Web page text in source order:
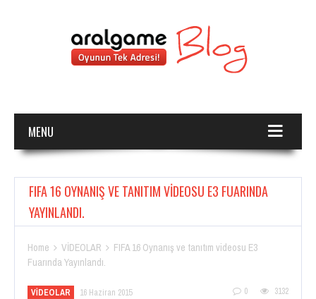
MENU
FIFA 16 OYNANIŞ VE TANITIM VIDEOSU E3 FUARINDA
YAYINLANDI.
Home  VİDEOLAR  FIFA 16 Oynanış ve tanıtım videosu E3
Fuarında Yayınlandı.
VİDEOLAR 16 Haziran 2015 0 3132